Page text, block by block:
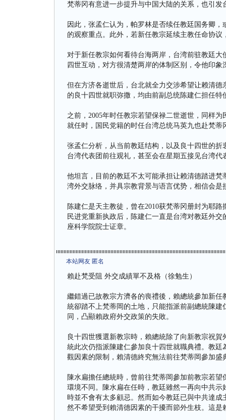
梵蒂冈有意进一步提升与中国大陆的关系，也引发
因此，张孟仁认为，帕罗林是否续任教廷国务卿
的观察重点。此外，若新任教宗延续主教任命协
对于新任教宗如何看待台海两岸，台湾前驻教廷
四世互动，对方很清楚两岸的体制区别，令他印象
但在方济各逝世后，台北就全力交涉希望让赖清
的良十四世就职弥撒，均由前副总统陈建仁担任
之前，2005年时任教宗若望保禄二世逝世，同样
就任时，国民党籍的时任台湾总统马英九也赴梵蒂
张孟仁分析，从当前教廷结构，以及良十四世的
台湾代表团前往观礼，甚至会在星期五接见台湾代
他坦言，目前的教廷不太可能承担让赖清德踏进
湾外交脉络，并具宗教背景与语言优势，相信会
陈建仁是天主教徒，曾在2010获梵蒂冈册封为耶
民进党重新执政后，陈建仁一直是台湾对教廷外
座科学院院士证章。
本站网友 匿名
賴赴梵受阻 外交成績單不及格（徐勉生）
繼錯過已故教宗方濟各的喪禮後，賴總統參加新
統卻踏不上梵蒂岡的土地，只能指派前副總統陳
同，凸顯賴政府外交政策的失敗。
良十四世獲選新教宗時，賴總統除了向新教宗祝
統此次仍指派陳建仁參加良十四世就職典禮。教
觀因素的限制，賴清德終究無法前往梵蒂岡參加盛
陳水扁擔任總統時，曾前往梵蒂岡參加前教宗若
環境不同。陳水扁在任時，教廷雖然一再向中共
時並不會有太多顧忌。然而如今教廷已與中共達
然不希望受到賴清德因素的干擾而節外生枝。這